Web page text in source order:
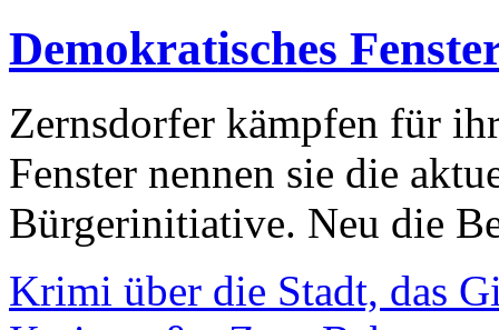
Demokratisches
Zernsdorfer kämpfen für
Fenster nennen sie die
Bürgerinitiative. Neu die
Krimi über die Stadt, das